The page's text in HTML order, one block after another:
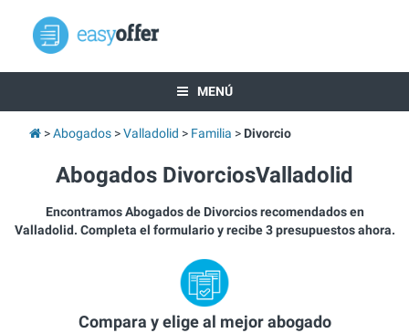
MENÚ
Abogados Valladolid Familia Divorcio
Abogados DivorciosValladolid
Encontramos Abogados de Divorcios recomendados en
Valladolid. Completa el formulario y recibe 3 presupuestos ahora.
Compara y elige al mejor abogado